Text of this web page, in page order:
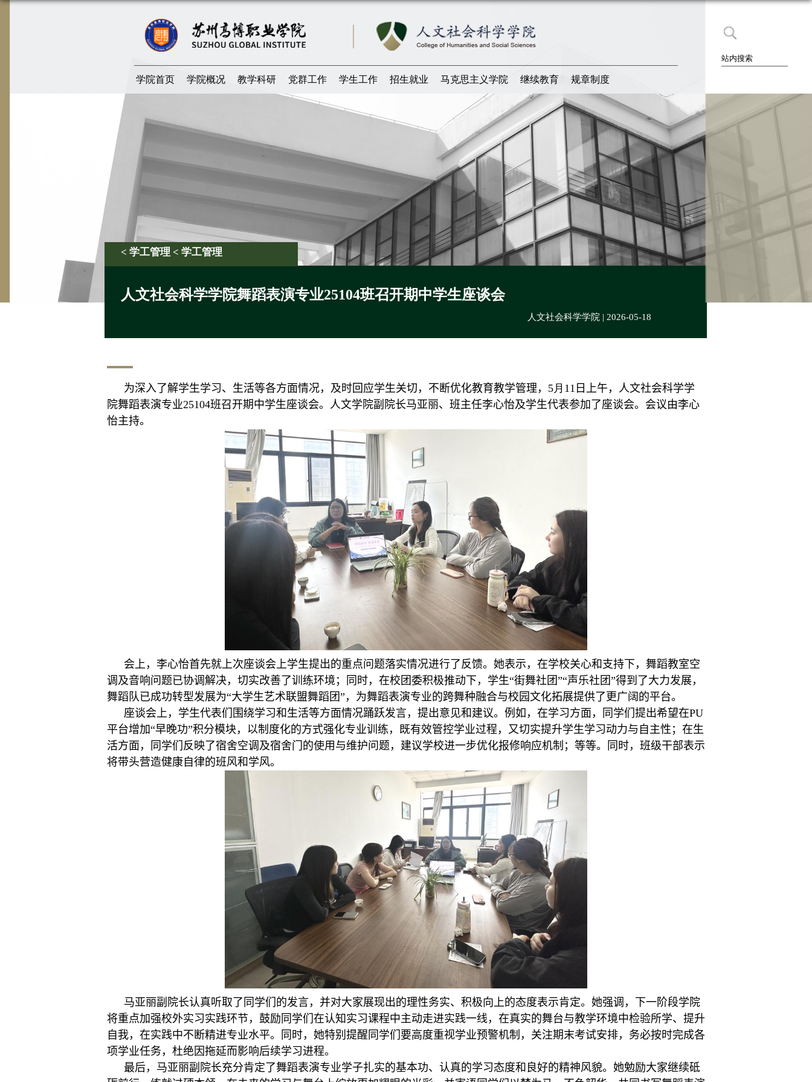
< 学工管理 < 学工管理
人文社会科学学院舞蹈表演专业25104班召开期中学生座谈会
人文社会科学学院 | 2026-05-18
学院首页 学院概况 教学科研 党群工作 学生工作 招生就业 马克思主义学院 继续教育 规章制度
为深入了解学生学习、生活等各方面情况，及时回应学生关切，不断优化教育教学管理， 5月 11 日 上午，人文社会科学学
院舞蹈表演专业25104班召开期中学生座谈会。 人文学院副院长马亚丽、 班主任李心怡及学生代表参加 了座谈会。 会议由李心
怡主持。
会上， 李心怡首先就上次座谈会上学生提出的重点问题落实情况进行了反馈。她表示 ， 在学校关心和支持下， 舞蹈教室空
调 及音响问题已协调解决，切实改善了训练环境；同时，在校团委积极推动下， 学生“街舞社团”“声乐社团”得到了大力发展，
舞蹈队已成功转型发展为“大学生艺术联盟舞蹈团”，为舞蹈表演专业的跨舞种融合与校园文化拓展提供了更广阔的平台。
座谈会上，学生代表们围绕学习和 生活等方面情况踊跃发言， 提出意见和建议。 例如，在学习方面， 同学们提出希望在PU
平台增加“早晚功”积分模块，以制度化的方式强化专业训练，既有效管控学业过程，又切实提升学生学习动力与自主性 ； 在生
活方面，
同学们反映了宿舍空调及宿舍门的使用与维护问题，建议学校进一步优化报修响应机制 ； 等等。同时，班级干部表示
将带头营造健康自律的班风和学风。
马亚丽副 院长认真听取了同学们的发言，并对大家展现出的理性务实、积极向上的态度表示肯定。她强调，下一阶段学院
将重点加强校外实习实践环节，鼓励同学们在认知实习课程中主动走进实践一线，在真实的舞台与教学环境中检验所学、提升
自我，在实践中不断精进专业水平。同时，她特别提醒同学们要高度重视学业预警机制，关注期末考试安排，务必按时完成各
项学业任务，杜绝因拖延而影响后续学习进程。
最后，马亚丽副 院长充分肯定了舞蹈表演专业学子扎实的基本功、认真的学习态度和良好的精神风貌。她勉励大家继续砥